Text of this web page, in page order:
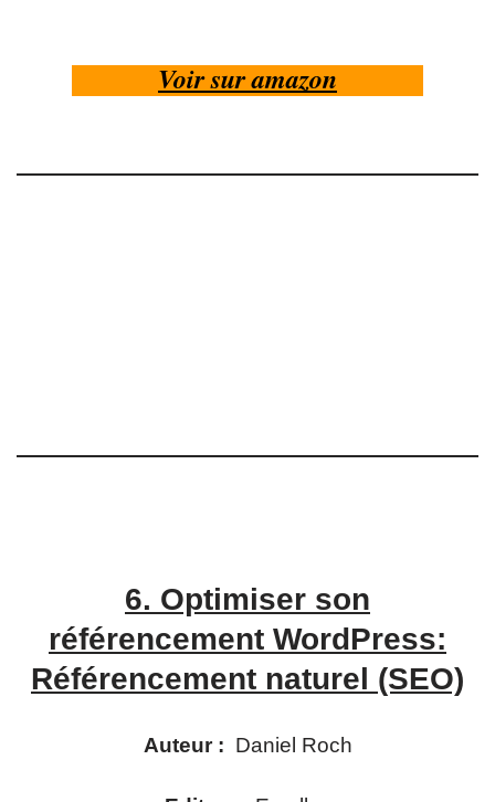
Voir sur amazon
6. Optimiser son
référencement WordPress:
Référencement naturel (SEO)
Auteur : Daniel Roch